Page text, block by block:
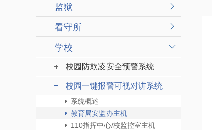
监狱
看守所
学校
校园防欺凌安全预警系统
校园一键报警可视对讲系统
系统概述
教育局安监办主机
110指挥中心/校监控室主机